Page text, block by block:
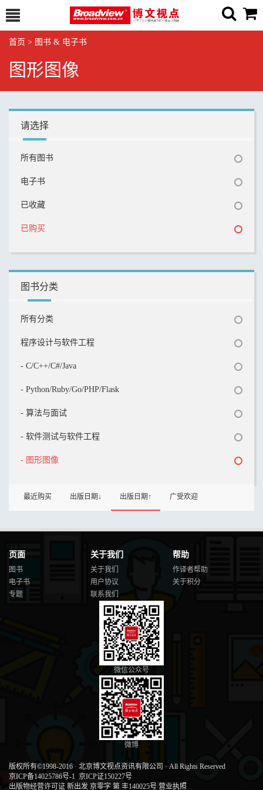
首页 > 图书 & 电子书
图形图像
请选择
所有图书
电子书
已收藏
已购买
图书分类
所有分类
程序设计与软件工程
- C/C++/C#/Java
- Python/Ruby/Go/PHP/Flask
- 算法与面试
- 软件测试与软件工程
- 图形图像
最近购买 出版日期↓ 出版日期↑ 广受欢迎
页面
图书
电子书
专题
关于我们
关于我们
用户协议
联系我们
帮助
作译者帮助
关于积分
微信公众号
微博
版权所有©1998-2016 · 北京博文视点资讯有限公司 · All Rights Reserved
京ICP备14025786号-1 京ICP证150227号
出版物经营许可证 新出发 京零字 第 丰140025号 营业执照